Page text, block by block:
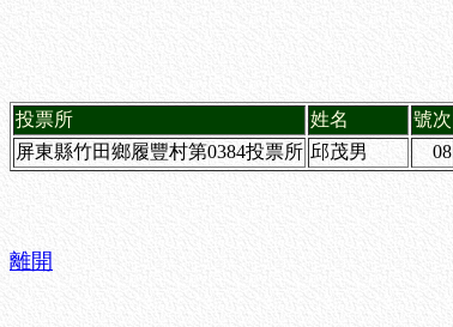
投票所 姓名 號次
屏東縣竹田鄉履豐村第0384投票所 邱茂男 08
離開